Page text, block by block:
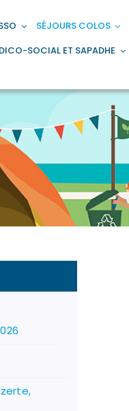
SÉJOURS COLOS
SOCIAL ET SAPADHE